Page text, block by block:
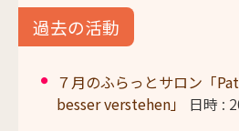
過去の活動
７月のふらっとサロン「
besser verstehen」
日時 :